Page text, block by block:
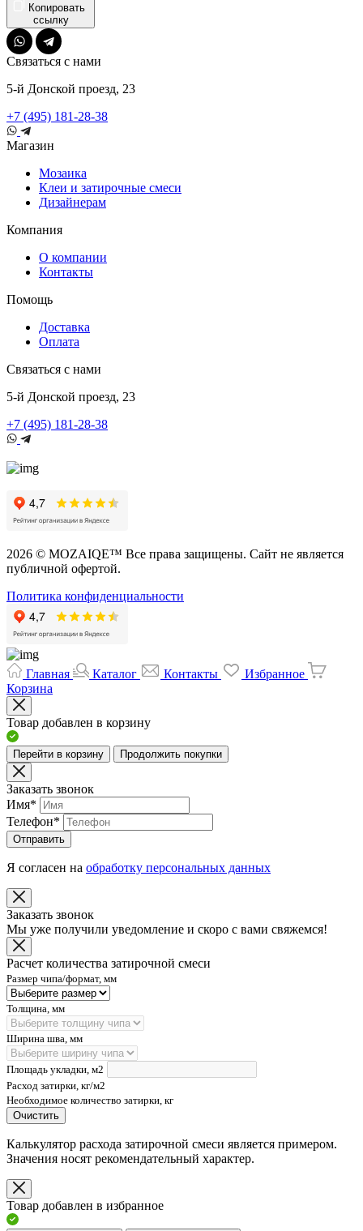
Копировать
ссылку
Связаться с нами
5-й Донской проезд, 23
+7 (495) 181-28-38
Магазин
Мозаика
Клеи и затирочные смеси
Дизайнерам
Компания
О компании
Контакты
Помощь
Доставка
Оплата
Связаться с нами
5-й Донской проезд, 23
+7 (495) 181-28-38
2026 © MOZAIQE™ Все права защищены. Сайт не является
публичной офертой.
Политика конфиденциальности
Главная Каталог Контакты
Избранное
Корзина
Товар добавлен в корзину
Перейти в корзину Продолжить покупки
Заказать звонок
Имя*
Телефон*
Отправить
Я согласен на обработку персональных данных
Заказать звонок
Мы уже получили уведомление и скоро с вами свяжемся!
Расчет количества затирочной смеси
Размер чипа/формат, мм
Толщина, мм
Ширина шва, мм
Площадь укладки, м2
Расход затирки, кг/м2
Необходимое количество затирки, кг
Очистить
Калькулятор расхода затирочной смеси является примером.
Значения носят рекомендательный характер.
Товар добавлен в избранное